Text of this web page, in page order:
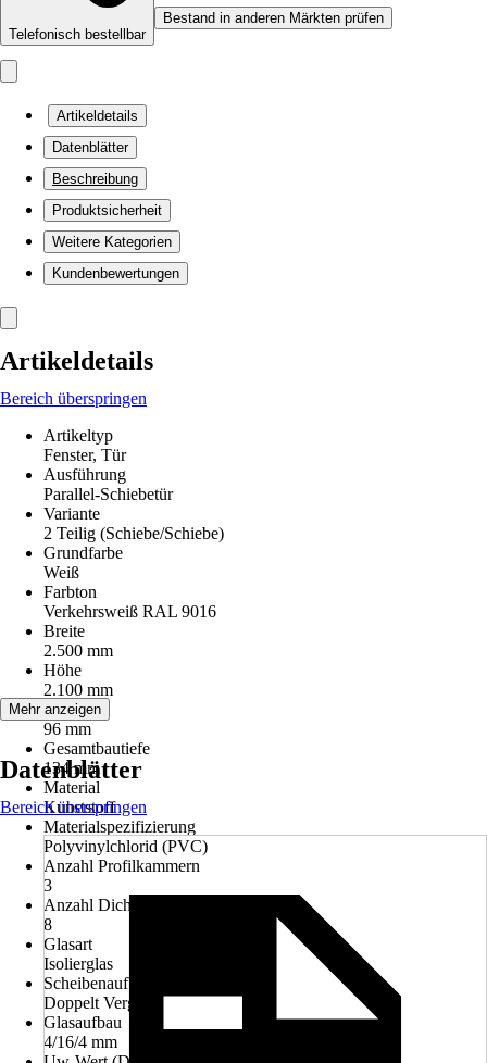
Telefonisch bestellbar
Bestand in anderen Märkten prüfen
Artikeldetails
Datenblätter
Beschreibung
Produktsicherheit
Weitere Kategorien
Kundenbewertungen
Artikeldetails
Bereich überspringen
Artikeltyp
Fenster, Tür
Ausführung
Parallel-Schiebetür
Variante
2 Teilig (Schiebe/Schiebe)
Grundfarbe
Weiß
Farbton
Verkehrsweiß RAL 9016
Breite
2.500 mm
Höhe
2.100 mm
Bautiefe
96 mm
Gesamtbautiefe
134 mm
Material
Kunststoff
Materialspezifizierung
Polyvinylchlorid (PVC)
Anzahl Profilkammern
3
Anzahl Dichtungen
8
Glasart
Isolierglas
Scheibenaufbau
Doppelt Verglast
Glasaufbau
4/16/4 mm
Mehr anzeigen
Datenblätter
Bereich überspringen